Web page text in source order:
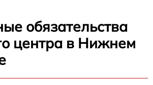
обязательства
центра в Нижнем